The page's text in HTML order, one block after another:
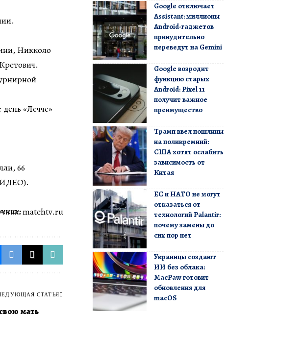
Никколо
«Лечче»
66
matchtv.ru
СТАТЬЯ
мать
Google отключает
Assistant: миллионы
Android-гаджетов
принудительно
переведут на Gemini
Google возродит
функцию старых
Android: Pixel 11
получит важное
преимущество
Трамп ввел пошлины
на поликремний:
США хотят ослабить
зависимость от
Китая
ЕС и НАТО не могут
отказаться от
технологий Palantir:
почему замены до
сих пор нет
Украинцы создают
ИИ без облака:
MacPaw готовит
обновления для
macOS